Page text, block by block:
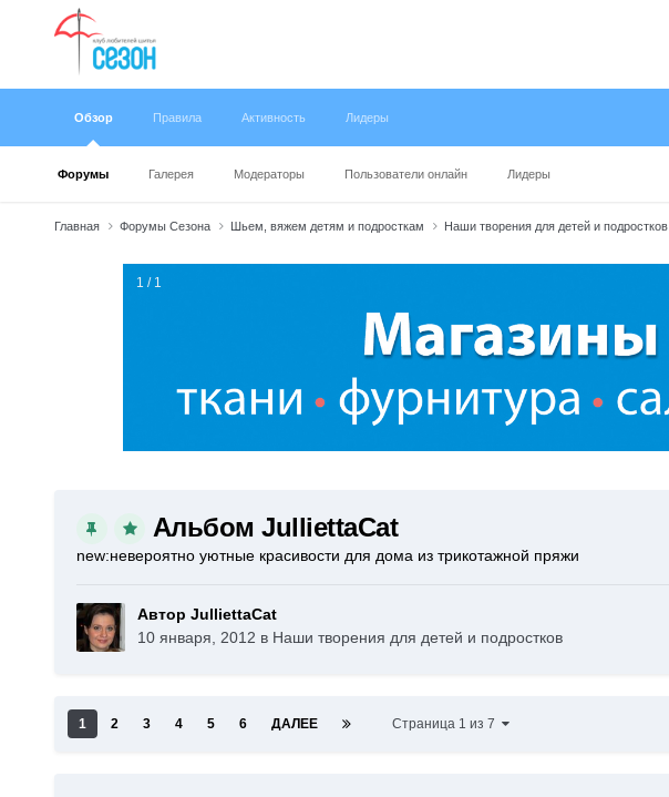
Обзор
Форумы Галерея Модераторы Пользователи онлайн Лидеры
Правила Активность Лидеры
Главная Форумы Сезона Шьем, вяжем детям и подросткам Наши творения для детей и подростков
1 / 1
Альбом JulliettaCat
new:невероятно уютные красивости для дома из трикотажной пряжи
Автор JulliettaCat
10 января, 2012 в Наши творения для детей и подростков
1 2 3 4 5 6 ДАЛЕЕ Страница 1 из 7